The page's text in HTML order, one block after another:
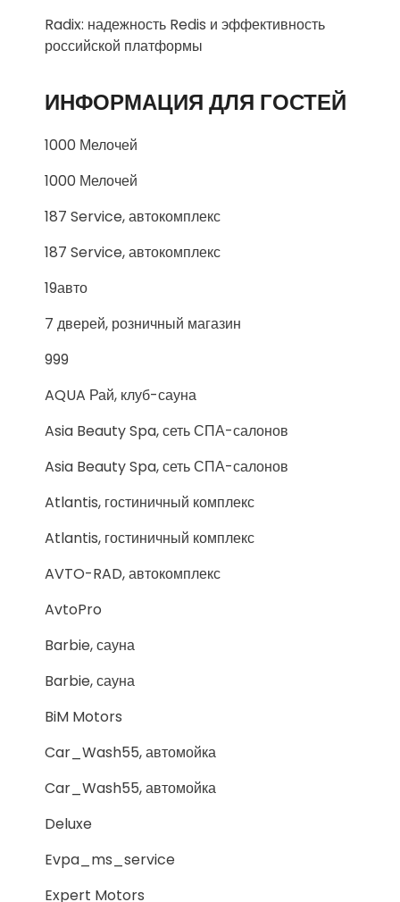
Radix: надежность Redis и эффективность
российской платформы
ИНФОРМАЦИЯ ДЛЯ ГОСТЕЙ
1000 Мелочей
1000 Мелочей
187 Service, автокомплекс
187 Service, автокомплекс
19авто
7 дверей, розничный магазин
999
AQUA Рай, клуб-сауна
Asia Beauty Spa, сеть СПА-салонов
Asia Beauty Spa, сеть СПА-салонов
Atlantis, гостиничный комплекс
Atlantis, гостиничный комплекс
AVTO-RAD, автокомплекс
AvtoPro
Barbie, сауна
Barbie, сауна
BiM Motors
Car_Wash55, автомойка
Car_Wash55, автомойка
Deluxe
Evpa_ms_service
Expert Motors